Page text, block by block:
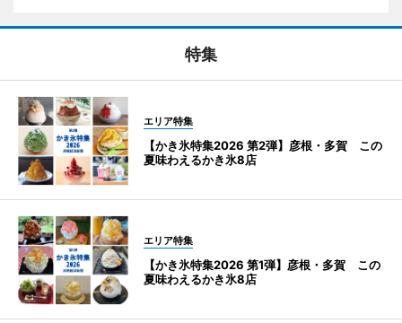
特集
エリア特集
【かき氷特集2026 第2弾】彦根・多賀 この
夏味わえるかき氷8店
エリア特集
【かき氷特集2026 第1弾】彦根・多賀 この
夏味わえるかき氷8店